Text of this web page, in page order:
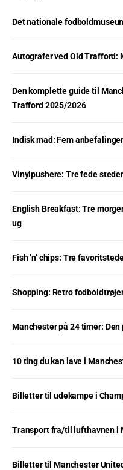
Det nationale
Autografer ved Old Trafford:
Den komplette guide til
Trafford 2025/2026
Indisk mad: Fem anbefalinger
Vinylpushere: Tre fede steder
English Breakfast: Tre
ug
Fish ’n’ chips: Tre
Shopping: Retro
Manchester på 24 timer:
10 ting du kan lave i
Billetter til udekampe i
Transport fra/til lufthavnen i
Billetter til Manchester